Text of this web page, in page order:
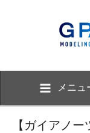
メニュ
【ガイアノ